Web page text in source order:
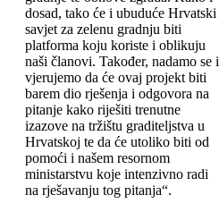
dosad, tako će i ubuduće Hrvatski
savjet za zelenu gradnju biti
platforma koju koriste i oblikuju
naši članovi. Također, nadamo se i
vjerujemo da će ovaj projekt biti
barem dio rješenja i odgovora na
pitanje kako riješiti trenutne
izazove na tržištu graditeljstva u
Hrvatskoj te da će utoliko biti od
pomoći i našem resornom
ministarstvu koje intenzivno radi
na rješavanju tog pitanja“.